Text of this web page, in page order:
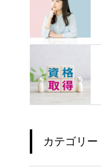
カテゴリー